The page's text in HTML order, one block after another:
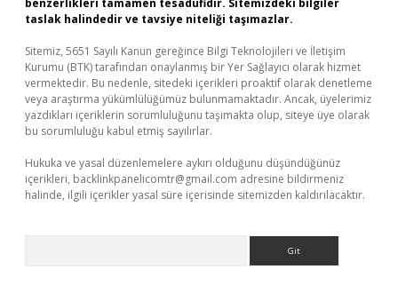
benzerlikleri tamamen tesadüfidir. Sitemizdeki bilgiler
taslak halindedir ve tavsiye niteliği taşımazlar.
Sitemiz, 5651 Sayılı Kanun gereğince Bilgi Teknolojileri ve İletişim
Kurumu (BTK) tarafından onaylanmış bir Yer Sağlayıcı olarak hizmet
vermektedir. Bu nedenle, sitedeki içerikleri proaktif olarak denetleme
veya araştırma yükümlülüğümüz bulunmamaktadır. Ancak, üyelerimiz
yazdıkları içeriklerin sorumluluğunu taşımakta olup, siteye üye olarak
bu sorumluluğu kabul etmiş sayılırlar.
Hukuka ve yasal düzenlemelere aykırı olduğunu düşündüğünüz
içerikleri, backlinkpanelicomtr@gmail.com adresine bildirmeniz
halinde, ilgili içerikler yasal süre içerisinde sitemizden kaldırılacaktır.